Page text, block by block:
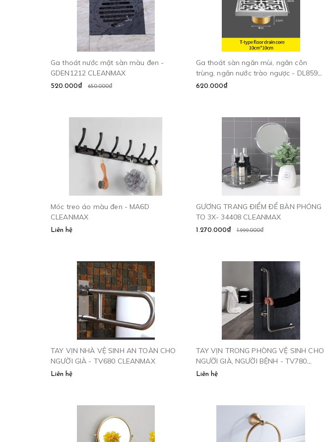
Ga thoát nước mặt sàn màu đen -
GDEN1212 CLEANMAX
520.000₫ 650.000₫
Ga thoát sàn ngăn mùi, ngăn côn
trùng, ngăn nước trào ngược - DL8599
CLEANMAX
620.000₫
Móc treo áo màu đen - MA6D
CLEANMAX
Liên hệ
GƯƠNG TRANG ĐIỂM ĐỂ BÀN PHÓNG
TO 3X- 34408 CLEANMAX
1.270.000₫ 1.999.000₫
TAY VỊN NHÀ VỆ SINH AN TOÀN CHO
NGƯỜI GIÀ - TV680 CLEANMAX
Liên hệ
TAY VỊN TRONG PHÒNG VỆ SINH CHO
NGƯỜI GIÀ, NGƯỜI BỆNH - TV780
CLEANMAX
Liên hệ